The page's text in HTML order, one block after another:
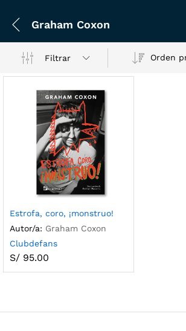
Graham Coxon
Filtrar
Estrofa, coro, ¡monstruo!
Autor/a: Graham Coxon
Clubdefans
S/ 95.00